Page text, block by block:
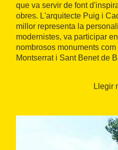
que va servir de font
obres. L'arquitecte Puig i
millor representa la
modernistes, va participar
nombrosos monuments
Montserrat i Sant Benet de
Barcelona, on
emblemàtiques del
Pedrera, la Casa
Casa Lleó Morera
Llegir